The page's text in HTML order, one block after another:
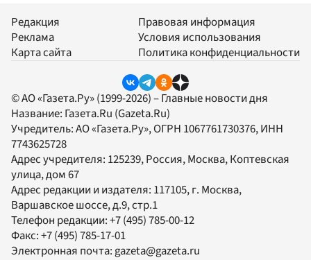
Редакция
Реклама
Карта сайта
Правовая информация
Условия использования
Политика конфиденциальности
© АО «Газета.Ру» (1999-2026) – Главные новости дня
Название: Газета.Ru (Gazeta.Ru)
Учредитель:АО «Газета.Ру», ОГРН 1067761730376, ИНН
7743625728
Адрес учредителя: 125239, Россия, Москва, Коптевская
улица, дом 67
Адрес редакции и издателя: 117105, г. Москва,
Варшавское шоссе, д.9, стр.1
Телефон редакции:+7 (495) 785-00-12
Факс:+7 (495) 785-17-01
Электронная почта:gazeta@gazeta.ru